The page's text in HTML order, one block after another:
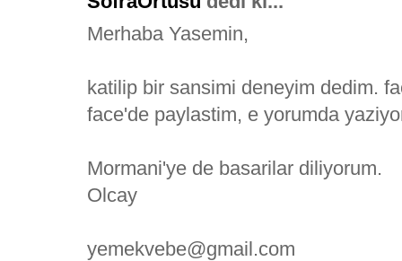
Merhaba Yasemin,
katilip bir sansimi deneyim dedim.
face'de paylastim, e yorumda
Mormani'ye de basarilar diliyorum.
Olcay
yemekvebe@gmail.com